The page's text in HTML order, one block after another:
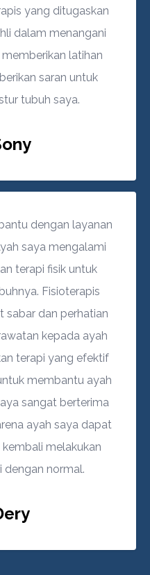
yang ditugaskan
dalam menangani
latihan
saran untuk
tubuh saya.
dengan layanan
saya mengalami
terapi fisik untuk
Fisioterapis
sabar dan perhatian
kepada ayah
terapi yang efektif
membantu ayah
sangat berterima
ayah saya dapat
melakukan
dengan normal.